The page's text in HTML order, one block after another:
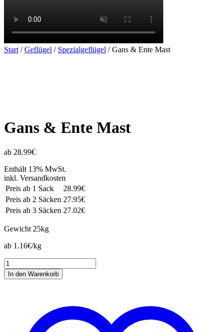
Start /Geflügel / Spezialgeflügel / Gans & Ente Mast
Gans & Ente Mast
ab 28.99€
Enthält 13% MwSt.
inkl. Versandkosten
Preis ab 1 Sack
28.99€
Preis ab 2 Säcken 27.95€
Preis ab 3 Säcken 27.02€
Gewicht 25kg
ab 1.16€/kg
Gans
&
Ente
In den Warenkorb